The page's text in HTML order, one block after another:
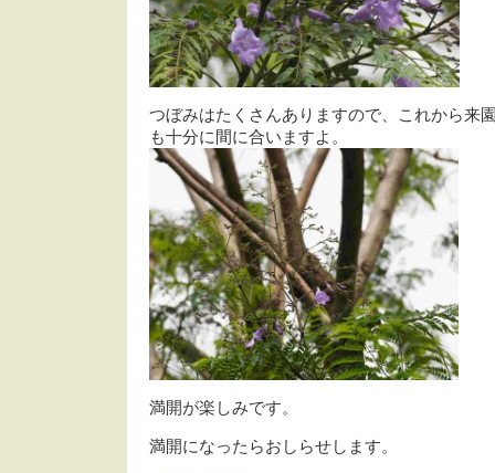
つぼみはたくさんありますので、これから来
も十分に間に合いますよ。
満開が楽しみです。
満開になったらおしらせします。